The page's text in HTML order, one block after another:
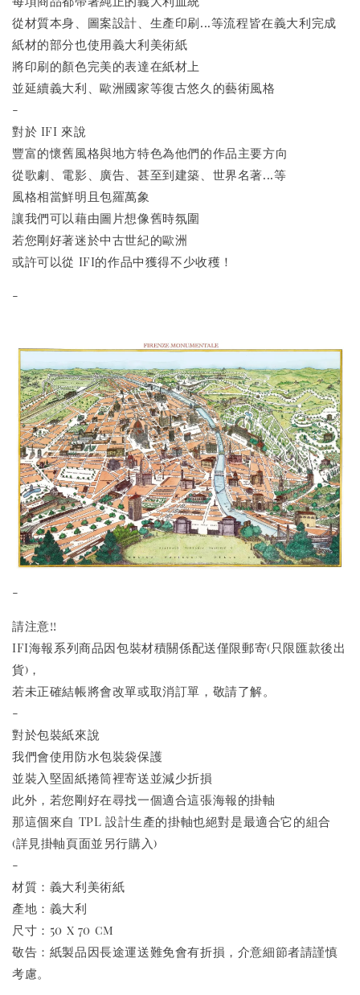
從材質本身、圖案設計、生產印刷...等流程皆在義大利完成
紙材的部分也使用義大利美術紙
將印刷的顏色完美的表達在紙材上
並延續義大利、歐洲國家等復古悠久的藝術風格
-
對於 IFI 來說
豐富的懷舊風格與地方特色為他們的作品主要方向
從歌劇、電影、廣告、甚至到建築、世界名著...等
風格相當鮮明且包羅萬象
讓我們可以藉由圖片想像舊時氛圍
若您剛好著迷於中古世紀的歐洲
或許可以從 IFI的作品中獲得不少收穫！
-
-
請注意!!
IFI海報系列商品因包裝材積關係配送僅限郵寄(只限匯款後出
貨)，
若未正確結帳將會改單或取消訂單，敬請了解。
-
對於包裝紙來說
我們會使用防水包裝袋保護
並裝入堅固紙捲筒裡寄送並減少折損
此外，若您剛好在尋找一個適合這張海報的掛軸
那這個來自 TPL 設計生產的掛軸也絕對是最適合它的組合
(詳見掛軸頁面並另行購入)
-
材質：義大利美術紙
產地：義大利
尺寸：50 x 70 cm
敬告：紙製品因長途運送難免會有折損，介意細節者請謹慎
考慮。